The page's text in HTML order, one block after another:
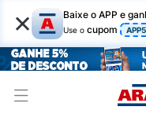
× Baixe o APP e
Use o cupom APP5